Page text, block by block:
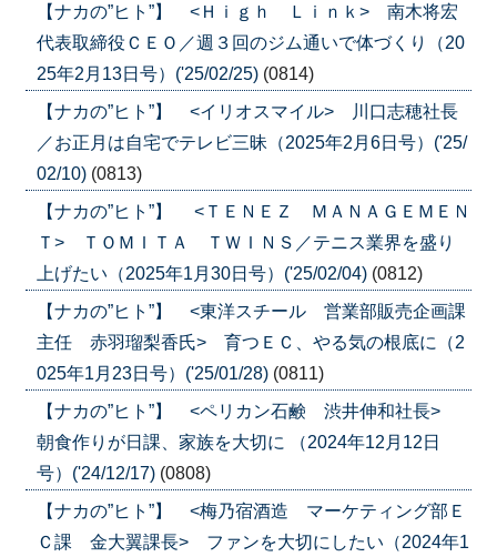
【ナカの”ヒト”】 <Ｈｉｇｈ Ｌｉｎｋ> 南木将宏
代表取締役ＣＥＯ／週３回のジム通いで体づくり（20
25年2月13日号）('25/02/25) (0814)
【ナカの”ヒト”】 <イリオスマイル> 川口志穂社長
／お正月は自宅でテレビ三昧（2025年2月6日号）('25/
02/10) (0813)
【ナカの”ヒト”】 <ＴＥＮＥＺ ＭＡＮＡＧＥＭＥＮ
Ｔ> ＴＯＭＩＴＡ ＴＷＩＮＳ／テニス業界を盛り
上げたい（2025年1月30日号）('25/02/04) (0812)
【ナカの”ヒト”】 <東洋スチール 営業部販売企画課
主任 赤羽瑠梨香氏> 育つＥＣ、やる気の根底に（2
025年1月23日号）('25/01/28) (0811)
【ナカの”ヒト”】 <ペリカン石鹸 渋井伸和社長>
朝食作りが日課、家族を大切に （2024年12月12日
号）('24/12/17) (0808)
【ナカの”ヒト”】 <梅乃宿酒造 マーケティング部Ｅ
Ｃ課 金大翼課長> ファンを大切にしたい（2024年1